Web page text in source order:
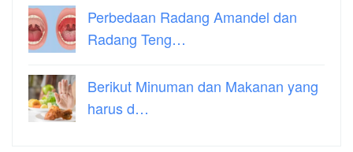
Perbedaan Radang Amandel dan
Radang Teng…
Berikut Minuman dan Makanan yang
harus d…